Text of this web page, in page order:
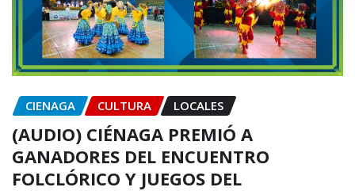
CIENAGA CULTURA LOCALES
(AUDIO) CIÉNAGA PREMIÓ A
GANADORES DEL ENCUENTRO
FOLCLÓRICO Y JUEGOS DEL